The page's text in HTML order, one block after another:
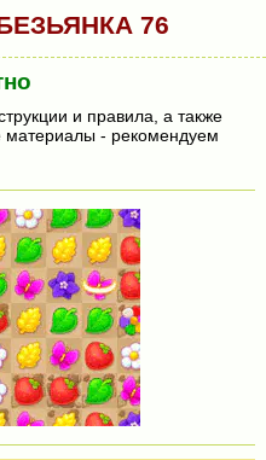
76
и правила, а также
материалы - рекомендуем